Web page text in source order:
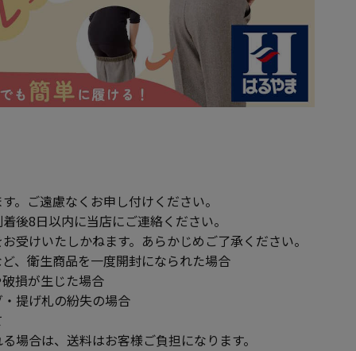
。ご遠慮なくお申し付けください。
後8日以内に当店にご連絡ください。
受けいたしかねます。あらかじめご了承ください。
、衛生商品を一度開封になられた場合
損が生じた場合
提げ札の紛失の場合
合は、送料はお客様ご負担になります。